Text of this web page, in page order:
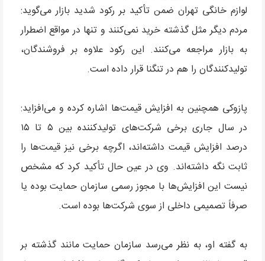
لوازم خانگی تهران ضمن تأکید بر رکود شدید بازار می‌گوید:
مردم دیگر مثل گذشته خرید نمی‌کنند و تنها در مواقع اضطرار
به بازار مراجعه می‌کنند. این رکود علاوه بر فروشندگان،
تولیدکنندگان را هم در تنگنا قرار داده است.
پازوکی همچنین به افزایش قیمت‌ها اشاره کرده و می‌افزاید:
در سال جاری برخی شرکت‌های تولیدکننده بین ۵ تا ۱۵
درصد افزایش قیمت داشته‌اند، اگرچه برخی نیز قیمت‌ها را
ثابت نگه داشته‌اند. وی در عین حال تأکید کرد که مشخص
نیست این افزایش‌ها با مجوز رسمی سازمان حمایت بوده یا
صرفاً تصمیمی داخلی از سوی شرکت‌ها بوده است.
به گفته او، به نظر می‌رسد سازمان حمایت مانند گذشته بر